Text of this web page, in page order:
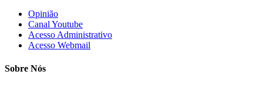
Opinião
Canal Youtube
Acesso Administrativo
Acesso Webmail
Sobre Nós